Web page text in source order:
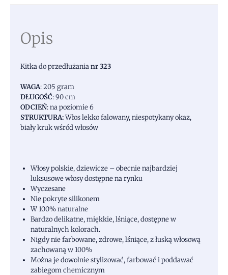
Opis
Kitka do przedłużanianr 323
WAGA: 205 gram
DŁUGOŚĆ: 90 cm
ODCIEŃ: na poziomie 6
STRUKTURA:Włos lekko falowany, niespotykany okaz,
biały kruk wśród włosów
Włosy polskie, dziewicze – obecnie najbardziej
luksusowe włosy dostępne na rynku
Wyczesane
Nie pokryte silikonem
W 100% naturalne
Bardzo delikatne, miękkie, lśniące, dostępne w
naturalnych kolorach.
Nigdy nie farbowane, zdrowe, lśniące, z łuską włosową
zachowaną w 100%
Można je dowolnie stylizować, farbować i poddawać
zabiegom chemicznym